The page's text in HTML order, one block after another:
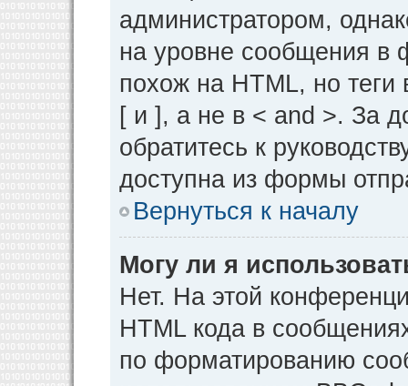
администратором,
на уровне сообщения в
похож на HTML, но теги
[ и ], а не в < and >. За
обратитесь к
доступна из формы
Вернуться к началу
Могу ли я
Нет. На этой
HTML кода в
по форматированию